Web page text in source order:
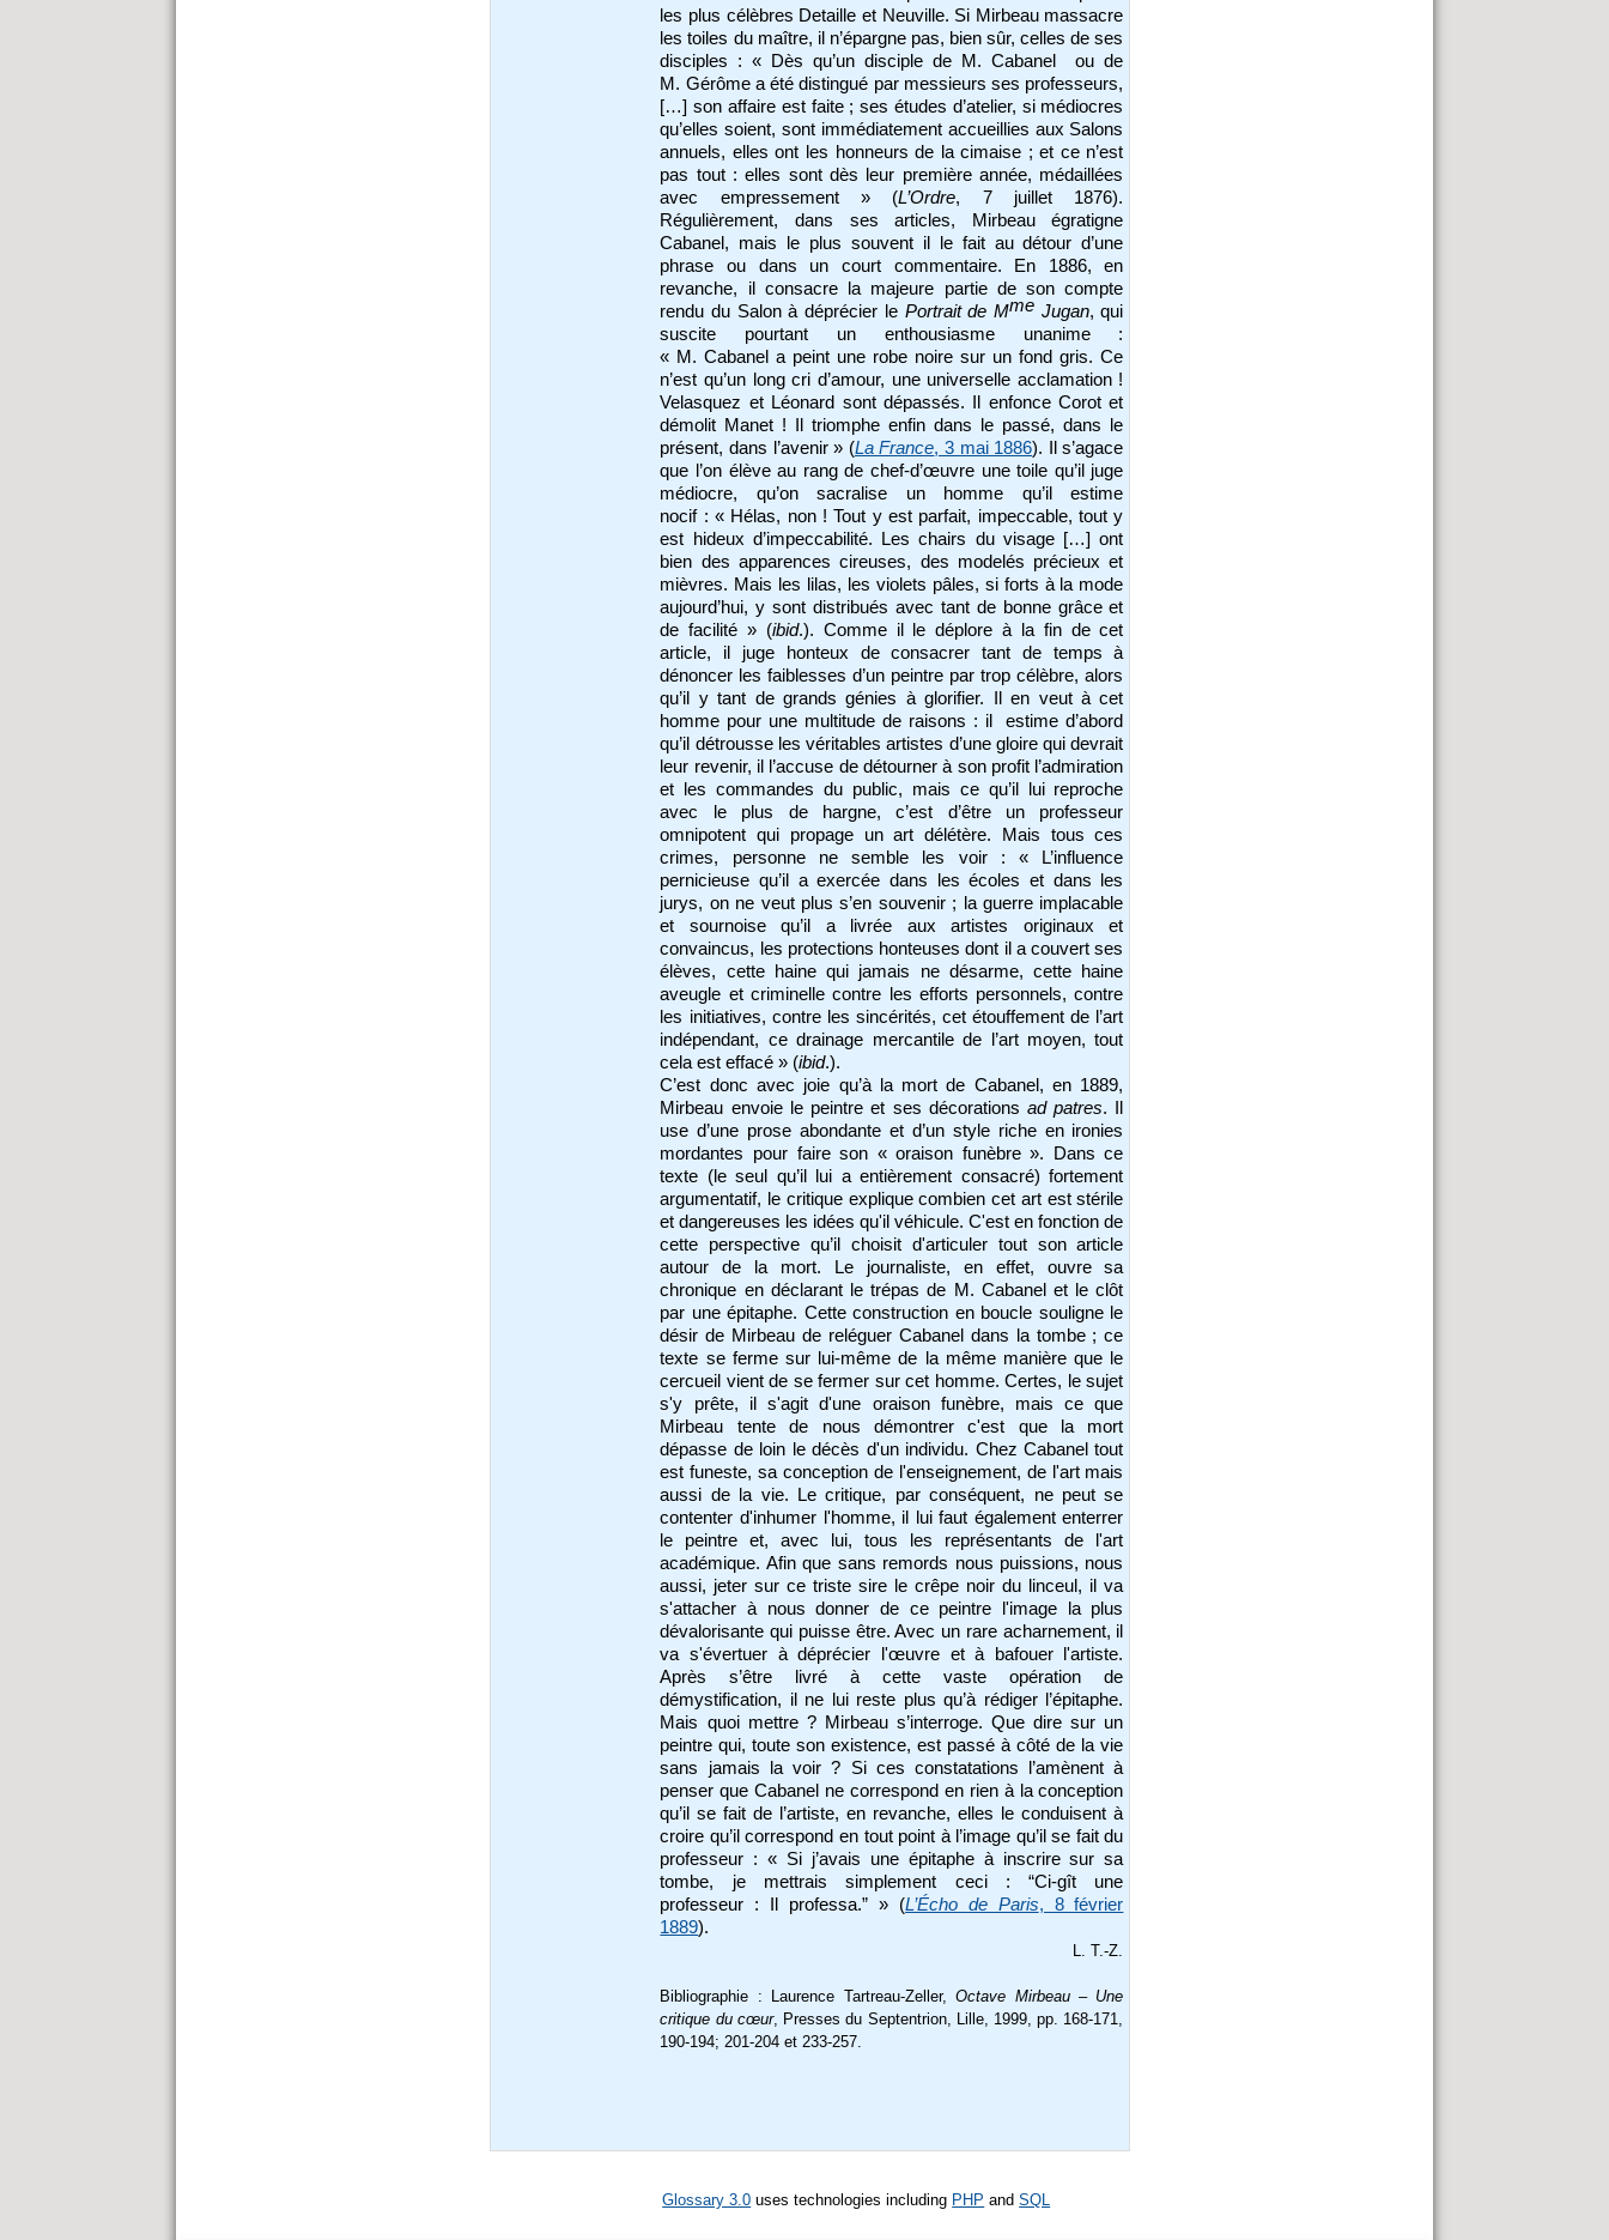
les plus célèbres Detaille et Neuville. Si Mirbeau massacre
les toiles du maître, il n’épargne pas, bien sûr, celles de ses
disciples : « Dès qu’un disciple de M. Cabanel ou de
M. Gérôme a été distingué par messieurs ses professeurs,
[…] son affaire est faite ; ses études d’atelier, si médiocres
qu’elles soient, sont immédiatement accueillies aux Salons
annuels, elles ont les honneurs de la cimaise ; et ce n’est
pas tout : elles sont dès leur première année, médaillées
avec empressement » (L’Ordre, 7 juillet 1876).
Régulièrement, dans ses articles, Mirbeau égratigne
Cabanel, mais le plus souvent il le fait au détour d’une
phrase ou dans un court commentaire. En 1886, en
revanche, il consacre la majeure partie de son compte
rendu du Salon à déprécier le Portrait de Mme Jugan, qui
suscite pourtant un enthousiasme unanime :
« M. Cabanel a peint une robe noire sur un fond gris. Ce
n’est qu’un long cri d’amour, une universelle acclamation !
Velasquez et Léonard sont dépassés. Il enfonce Corot et
démolit Manet ! Il triomphe enfin dans le passé, dans le
présent, dans l’avenir » (La France, 3 mai 1886). Il s’agace
que l’on élève au rang de chef-d’œuvre une toile qu’il juge
médiocre, qu’on sacralise un homme qu’il estime
nocif : « Hélas, non ! Tout y est parfait, impeccable, tout y
est hideux d’impeccabilité. Les chairs du visage […] ont
bien des apparences cireuses, des modelés précieux et
mièvres. Mais les lilas, les violets pâles, si forts à la mode
aujourd’hui, y sont distribués avec tant de bonne grâce et
de facilité » (ibid.). Comme il le déplore à la fin de cet
article, il juge honteux de consacrer tant de temps à
dénoncer les faiblesses d’un peintre par trop célèbre, alors
qu’il y tant de grands génies à glorifier. Il en veut à cet
homme pour une multitude de raisons : il estime d’abord
qu’il détrousse les véritables artistes d’une gloire qui devrait
leur revenir, il l’accuse de détourner à son profit l’admiration
et les commandes du public, mais ce qu’il lui reproche
avec le plus de hargne, c’est d’être un professeur
omnipotent qui propage un art délétère. Mais tous ces
crimes, personne ne semble les voir : « L’influence
pernicieuse qu’il a exercée dans les écoles et dans les
jurys, on ne veut plus s’en souvenir ; la guerre implacable
et sournoise qu’il a livrée aux artistes originaux et
convaincus, les protections honteuses dont il a couvert ses
élèves, cette haine qui jamais ne désarme, cette haine
aveugle et criminelle contre les efforts personnels, contre
les initiatives, contre les sincérités, cet étouffement de l’art
indépendant, ce drainage mercantile de l’art moyen, tout
cela est effacé » (ibid.).
C’est donc avec joie qu’à la mort de Cabanel, en 1889,
Mirbeau envoie le peintre et ses décorations ad patres. Il
use d’une prose abondante et d’un style riche en ironies
mordantes pour faire son « oraison funèbre ». Dans ce
texte (le seul qu’il lui a entièrement consacré) fortement
argumentatif, le critique explique combien cet art est stérile
et dangereuses les idées qu'il véhicule. C'est en fonction de
cette perspective qu’il choisit d'articuler tout son article
autour de la mort. Le journaliste, en effet, ouvre sa
chronique en déclarant le trépas de M. Cabanel et le clôt
par une épitaphe. Cette construction en boucle souligne le
désir de Mirbeau de reléguer Cabanel dans la tombe ; ce
texte se ferme sur lui-même de la même manière que le
cercueil vient de se fermer sur cet homme. Certes, le sujet
s'y prête, il s'agit d'une oraison funèbre, mais ce que
Mirbeau tente de nous démontrer c'est que la mort
dépasse de loin le décès d'un individu. Chez Cabanel tout
est funeste, sa conception de l'enseignement, de l'art mais
aussi de la vie. Le critique, par conséquent, ne peut se
contenter d'inhumer l'homme, il lui faut également enterrer
le peintre et, avec lui, tous les représentants de l'art
académique. Afin que sans remords nous puissions, nous
aussi, jeter sur ce triste sire le crêpe noir du linceul, il va
s'attacher à nous donner de ce peintre l'image la plus
dévalorisante qui puisse être. Avec un rare acharnement, il
va s'évertuer à déprécier l'œuvre et à bafouer l'artiste.
Après s’être livré à cette vaste opération de
démystification, il ne lui reste plus qu’à rédiger l’épitaphe.
Mais quoi mettre ? Mirbeau s’interroge. Que dire sur un
peintre qui, toute son existence, est passé à côté de la vie
sans jamais la voir ? Si ces constatations l’amènent à
penser que Cabanel ne correspond en rien à la conception
qu’il se fait de l’artiste, en revanche, elles le conduisent à
croire qu’il correspond en tout point à l’image qu’il se fait du
professeur : « Si j’avais une épitaphe à inscrire sur sa
tombe, je mettrais simplement ceci : “Ci-gît une
professeur : Il professa.” » (L’Écho de Paris, 8 février
1889).
L. T.-Z.
Bibliographie : Laurence Tartreau-Zeller,Octave Mirbeau – Une
critique du cœur, Presses du Septentrion, Lille, 1999,pp. 168-171,
190-194; 201-204 et 233-257.
Glossary 3.0 uses technologies including PHP andSQL